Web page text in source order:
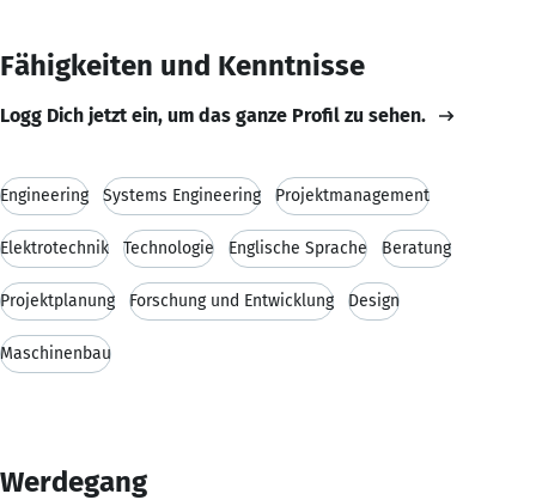
Fähigkeiten und Kenntnisse
Logg Dich jetzt ein, um das ganze Profil zu sehen.
Engineering Systems Engineering Projektmanagement
Elektrotechnik Technologie Englische Sprache Beratung
Projektplanung Forschung und Entwicklung Design
Maschinenbau
Werdegang